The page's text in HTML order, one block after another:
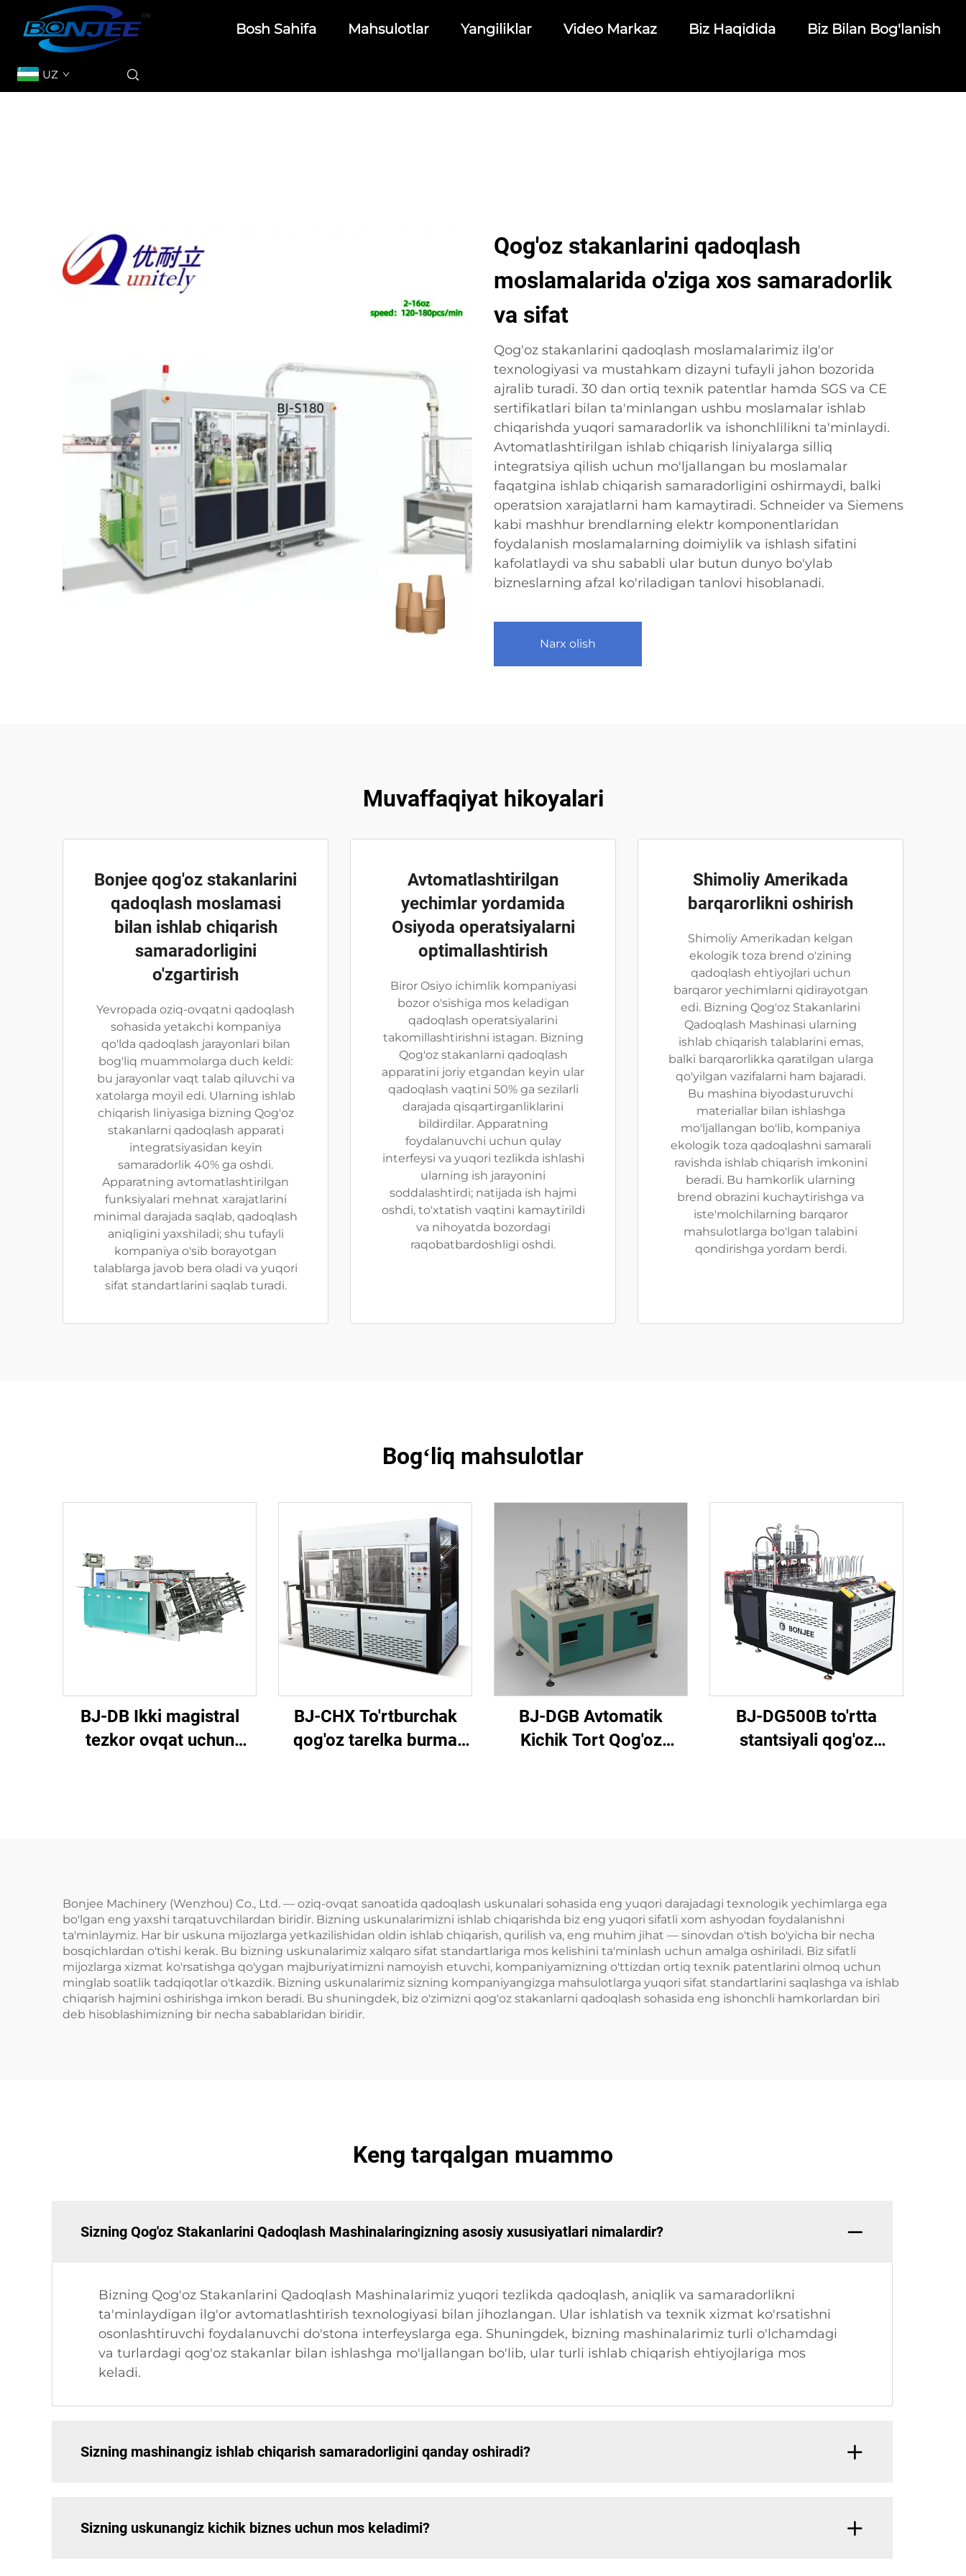
Bosh Sahifa Mahsulotlar Yangiliklar Video Markaz Biz Haqidida Biz Bilan Bog'lanish
UZ
Qog'oz stakanlarini qadoqlash
moslamalarida o'ziga xos samaradorlik
va sifat
Qog'oz stakanlarini qadoqlash moslamalarimiz ilg'or
texnologiyasi va mustahkam dizayni tufayli jahon bozorida
ajralib turadi. 30 dan ortiq texnik patentlar hamda SGS va CE
sertifikatlari bilan ta'minlangan ushbu moslamalar ishlab
chiqarishda yuqori samaradorlik va ishonchlilikni ta'minlaydi.
Avtomatlashtirilgan ishlab chiqarish liniyalarga silliq
integratsiya qilish uchun mo'ljallangan bu moslamalar
faqatgina ishlab chiqarish samaradorligini oshirmaydi, balki
operatsion xarajatlarni ham kamaytiradi. Schneider va Siemens
kabi mashhur brendlarning elektr komponentlaridan
foydalanish moslamalarning doimiylik va ishlash sifatini
kafolatlaydi va shu sababli ular butun dunyo bo'ylab
bizneslarning afzal ko'riladigan tanlovi hisoblanadi.
Narx olish
Muvaffaqiyat hikoyalari
Bonjee qog'oz stakanlarini
qadoqlash moslamasi
bilan ishlab chiqarish
samaradorligini
o'zgartirish
Yevropada oziq-ovqatni qadoqlash
sohasida yetakchi kompaniya
qo'lda qadoqlash jarayonlari bilan
bog'liq muammolarga duch keldi:
bu jarayonlar vaqt talab qiluvchi va
xatolarga moyil edi. Ularning ishlab
chiqarish liniyasiga bizning Qog'oz
stakanlarni qadoqlash apparati
integratsiyasidan keyin
samaradorlik 40% ga oshdi.
Apparatning avtomatlashtirilgan
funksiyalari mehnat xarajatlarini
minimal darajada saqlab, qadoqlash
aniqligini yaxshiladi; shu tufayli
kompaniya o'sib borayotgan
talablarga javob bera oladi va yuqori
sifat standartlarini saqlab turadi.
Avtomatlashtirilgan
yechimlar yordamida
Osiyoda operatsiyalarni
optimallashtirish
Biror Osiyo ichimlik kompaniyasi
bozor o'sishiga mos keladigan
qadoqlash operatsiyalarini
takomillashtirishni istagan. Bizning
Qog'oz stakanlarni qadoqlash
apparatini joriy etgandan keyin ular
qadoqlash vaqtini 50% ga sezilarli
darajada qisqartirganliklarini
bildirdilar. Apparatning
foydalanuvchi uchun qulay
interfeysi va yuqori tezlikda ishlashi
ularning ish jarayonini
soddalashtirdi; natijada ish hajmi
oshdi, to'xtatish vaqtini kamaytirildi
va nihoyatda bozordagi
raqobatbardoshligi oshdi.
Shimoliy Amerikada
barqarorlikni oshirish
Shimoliy Amerikadan kelgan
ekologik toza brend o'zining
qadoqlash ehtiyojlari uchun
barqaror yechimlarni qidirayotgan
edi. Bizning Qog'oz Stakanlarini
Qadoqlash Mashinasi ularning
ishlab chiqarish talablarini emas,
balki barqarorlikka qaratilgan ularga
qo'yilgan vazifalarni ham bajaradi.
Bu mashina biyodasturuvchi
materiallar bilan ishlashga
mo'ljallangan bo'lib, kompaniya
ekologik toza qadoqlashni samarali
ravishda ishlab chiqarish imkonini
beradi. Bu hamkorlik ularning
brend obrazini kuchaytirishga va
iste'molchilarning barqaror
mahsulotlarga bo'lgan talabini
qondirishga yordam berdi.
Bogʻliq mahsulotlar
BJ-DB Ikki magistral
tezkor ovqat uchun
BJ-CHX To'rtburchak
qog'oz tarelka burma
BJ-DGB Avtomatik
Kichik Tort Qog'oz
BJ-DG500B to'rtta
stantsiyali qog'oz
Bonjee Machinery (Wenzhou) Co., Ltd. — oziq-ovqat sanoatida qadoqlash uskunalari sohasida eng yuqori darajadagi texnologik yechimlarga ega
bo'lgan eng yaxshi tarqatuvchilardan biridir. Bizning uskunalarimizni ishlab chiqarishda biz eng yuqori sifatli xom ashyodan foydalanishni
ta'minlaymiz. Har bir uskuna mijozlarga yetkazilishidan oldin ishlab chiqarish, qurilish va, eng muhim jihat — sinovdan o'tish bo'yicha bir necha
bosqichlardan o'tishi kerak. Bu bizning uskunalarimiz xalqaro sifat standartlariga mos kelishini ta'minlash uchun amalga oshiriladi. Biz sifatli
mijozlarga xizmat ko'rsatishga qo'ygan majburiyatimizni namoyish etuvchi, kompaniyamizning o'ttizdan ortiq texnik patentlarini olmoq uchun
minglab soatlik tadqiqotlar o'tkazdik. Bizning uskunalarimiz sizning kompaniyangizga mahsulotlarga yuqori sifat standartlarini saqlashga va ishlab
chiqarish hajmini oshirishga imkon beradi. Bu shuningdek, biz o'zimizni qog'oz stakanlarni qadoqlash sohasida eng ishonchli hamkorlardan biri
deb hisoblashimizning bir necha sabablaridan biridir.
Keng tarqalgan muammo
Sizning Qog'oz Stakanlarini Qadoqlash Mashinalaringizning asosiy xususiyatlari nimalardir?
Bizning Qog'oz Stakanlarini Qadoqlash Mashinalarimiz yuqori tezlikda qadoqlash, aniqlik va samaradorlikni
ta'minlaydigan ilg'or avtomatlashtirish texnologiyasi bilan jihozlangan. Ular ishlatish va texnik xizmat ko'rsatishni
osonlashtiruvchi foydalanuvchi do'stona interfeyslarga ega. Shuningdek, bizning mashinalarimiz turli o'lchamdagi
va turlardagi qog'oz stakanlar bilan ishlashga mo'ljallangan bo'lib, ular turli ishlab chiqarish ehtiyojlariga mos
keladi.
Sizning mashinangiz ishlab chiqarish samaradorligini qanday oshiradi?
Sizning uskunangiz kichik biznes uchun mos keladimi?